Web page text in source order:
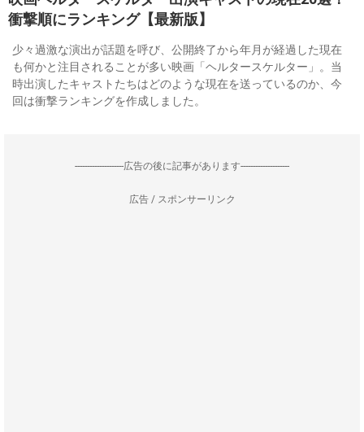
衝撃順にランキング【最新版】
少々過激な演出が話題を呼び、公開終了から年月が経過した現在
も何かと注目されることが多い映画「ヘルタースケルター」。当
時出演したキャストたちはどのような現在を送っているのか、今
回は衝撃ランキングを作成しました。
--------------------広告の後に記事があります--------------------
広告 / スポンサーリンク